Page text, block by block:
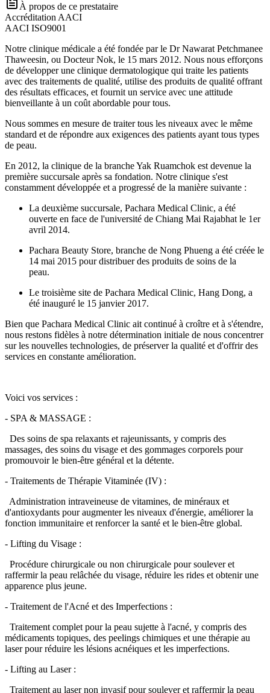
À propos de ce prestataire
Accréditation AACI
AACI ISO9001
Notre clinique médicale a été fondée par le Dr Nawarat Petchmanee
Thaweesin, ou Docteur Nok, le 15 mars 2012. Nous nous efforçons
de développer une clinique dermatologique qui traite les patients
avec des traitements de qualité, utilise des produits de qualité offrant
des résultats efficaces, et fournit un service avec une attitude
bienveillante à un coût abordable pour tous.
Nous sommes en mesure de traiter tous les niveaux avec le même
standard et de répondre aux exigences des patients ayant tous types
de peau.
En 2012, la clinique de la branche Yak Ruamchok est devenue la
première succursale après sa fondation. Notre clinique s'est
constamment développée et a progressé de la manière suivante :
La deuxième succursale, Pachara Medical Clinic, a été
ouverte en face de l'université de Chiang Mai Rajabhat le 1er
avril 2014.
Pachara Beauty Store, branche de Nong Phueng a été créée le
14 mai 2015 pour distribuer des produits de soins de la
peau.
Le troisième site de Pachara Medical Clinic, Hang Dong, a
été inauguré le 15 janvier 2017.
Bien que Pachara Medical Clinic ait continué à croître et à s'étendre,
nous restons fidèles à notre détermination initiale de nous concentrer
sur les nouvelles technologies, de préserver la qualité et d'offrir des
services en constante amélioration.
Voici vos services :
- SPA & MASSAGE :
Des soins de spa relaxants et rajeunissants, y compris des
massages, des soins du visage et des gommages corporels pour
promouvoir le bien-être général et la détente.
- Traitements de Thérapie Vitaminée (IV) :
Administration intraveineuse de vitamines, de minéraux et
d'antioxydants pour augmenter les niveaux d'énergie, améliorer la
fonction immunitaire et renforcer la santé et le bien-être global.
- Lifting du Visage :
Procédure chirurgicale ou non chirurgicale pour soulever et
raffermir la peau relâchée du visage, réduire les rides et obtenir une
apparence plus jeune.
- Traitement de l'Acné et des Imperfections :
Traitement complet pour la peau sujette à l'acné, y compris des
médicaments topiques, des peelings chimiques et une thérapie au
laser pour réduire les lésions acnéiques et les imperfections.
- Lifting au Laser :
Traitement au laser non invasif pour soulever et raffermir la peau